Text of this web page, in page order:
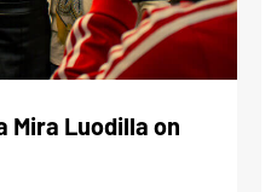
Mira Luodilla on